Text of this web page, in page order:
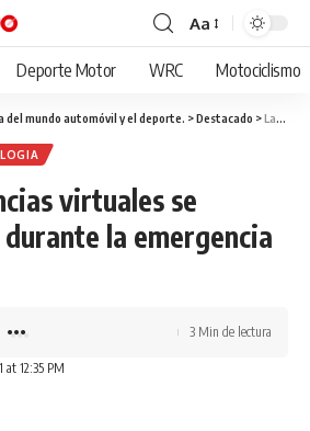
Cambiar
tamaño
fuente
Aa
Deporte Motor WRC Motociclismo
del mundo automóvil y el deporte. >Destacado >Las competencias virtuales se fortalecieron durante la emergencia sanitaria
virtuales se
la emergencia
12:35 PM
3 Min de lectura